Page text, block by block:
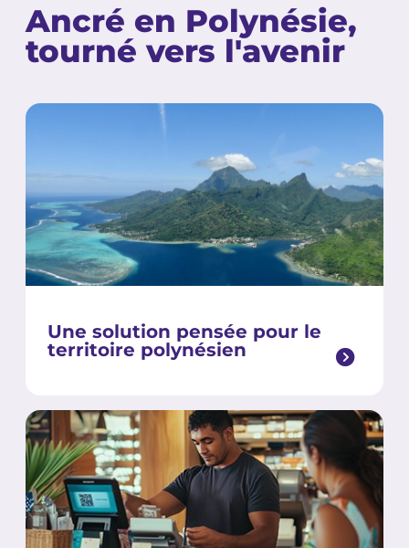
Ancré en Polynésie,
tourné vers l'avenir
Une solution pensée pour le
territoire polynésien